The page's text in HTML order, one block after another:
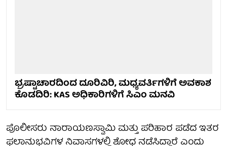
ಭ್ರಷ್ಟಾಚಾರದಿಂದ ದೂರಿವಿರಿ, ಮಧ್ಯವರ್ತಿಗಳಿಗೆ ಅವಕಾಶ
ಕೊಡದಿರಿ: KAS ಅಧಿಕಾರಿಗಳಿಗೆ ಸಿಎಂ ಮನವಿ
ಪೊಲೀಸರು ನಾರಾಯಣಸ್ವಾಮಿ ಮತ್ತು ಪರಿಹಾರ ಪಡೆದ ಇತರ
ಫಲಾನುಭವಿಗಳ ನಿವಾಸಗಳಲ್ಲಿ ಶೋಧ ನಡೆಸಿದ್ದಾರೆ ಎಂದು